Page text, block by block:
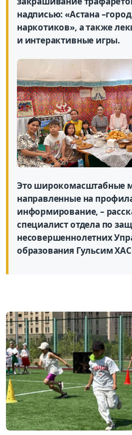
надписью: «Астана
наркотиков», а также
и интерактивные игры.
Это широкомасштабные
направленные на
информирование, –
специалист отдела по
несовершеннолетних
образования Гульсим